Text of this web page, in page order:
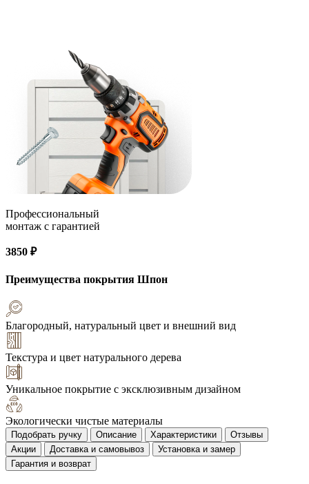
Профессиональный
монтаж с гарантией
3850 ₽
Преимущества покрытия Шпон
Благородный, натуральный цвет и внешний вид
Текстура и цвет натурального дерева
Уникальное покрытие с эксклюзивным дизайном
Экологически чистые материалы
Подобрать ручку Описание Характеристики
Отзывы
Акции
Доставка и самовывоз
Установка и замер
Гарантия и возврат